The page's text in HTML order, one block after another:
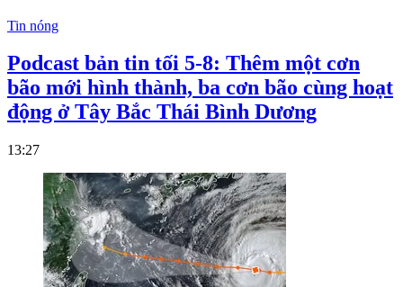
Tin nóng
Podcast bản tin tối 5-8: Thêm một cơn
bão mới hình thành, ba cơn bão cùng hoạt
động ở Tây Bắc Thái Bình Dương
13:27